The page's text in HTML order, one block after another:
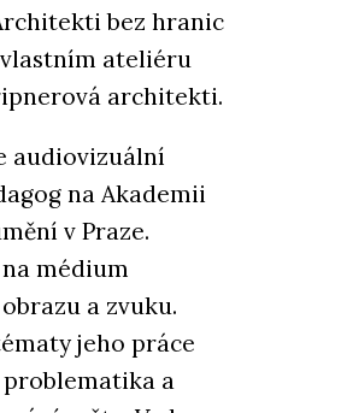
bez hranic
ateliéru
architekti.
audiovizuální
na Akademii
v Praze.
médium
a zvuku.
jeho práce
a